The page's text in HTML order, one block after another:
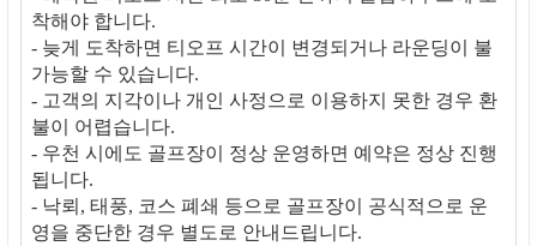
착해야 합니다.
- 늦게 도착하면 티오프 시간이 변경되거나 라운딩이 불
가능할 수 있습니다.
- 고객의 지각이나 개인 사정으로 이용하지 못한 경우 환
불이 어렵습니다.
- 우천 시에도 골프장이 정상 운영하면 예약은 정상 진행
됩니다.
- 낙뢰, 태풍, 코스 폐쇄 등으로 골프장이 공식적으로 운
영을 중단한 경우 별도로 안내드립니다.